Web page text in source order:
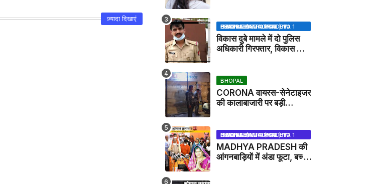
ज़्यादा दिखाएं
BHOPAL SAMACHAR | NO 1 HINDI NEWS PORTAL OF CENTRAL INDIA (MADHYA PRADESH)
विकास दुबे मामले में दो पुलिस
अधिकारी गिरफ्तार, विकास की
BHOPAL
CORONA वायरस-सेनेटाइजर
की कालाबाजारी पर बड़ी
BHOPAL SAMACHAR | NO 1 HINDI NEWS PORTAL OF CENTRAL INDIA (MADHYA PRADESH)
MADHYA PRADESH की
आंगनबाड़ियों में अंडा फूटा, बच्चों